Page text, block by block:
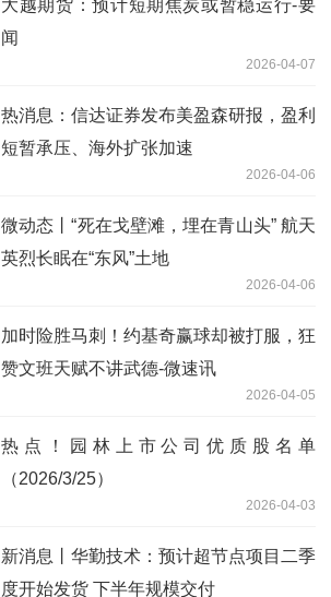
大越期货：预计短期焦炭或暂稳运行-要
闻
2026-04-07
热消息：信达证券发布美盈森研报，盈利
短暂承压、海外扩张加速
2026-04-06
微动态丨“死在戈壁滩，埋在青山头” 航天
英烈长眠在“东风”土地
2026-04-06
加时险胜马刺！约基奇赢球却被打服，狂
赞文班天赋不讲武德-微速讯
2026-04-05
热点！园林上市公司优质股名单
（2026/3/25）
2026-04-03
新消息丨华勤技术：预计超节点项目二季
度开始发货 下半年规模交付